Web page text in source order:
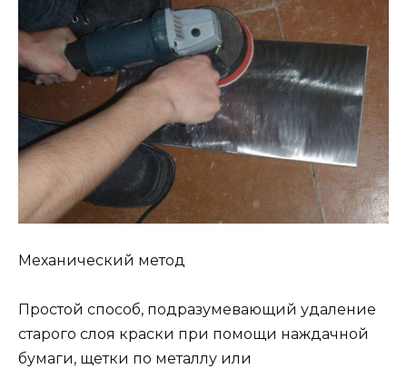
Механический метод
Простой способ, подразумевающий удаление
старого слоя краски при помощи наждачной
бумаги, щетки по металлу или